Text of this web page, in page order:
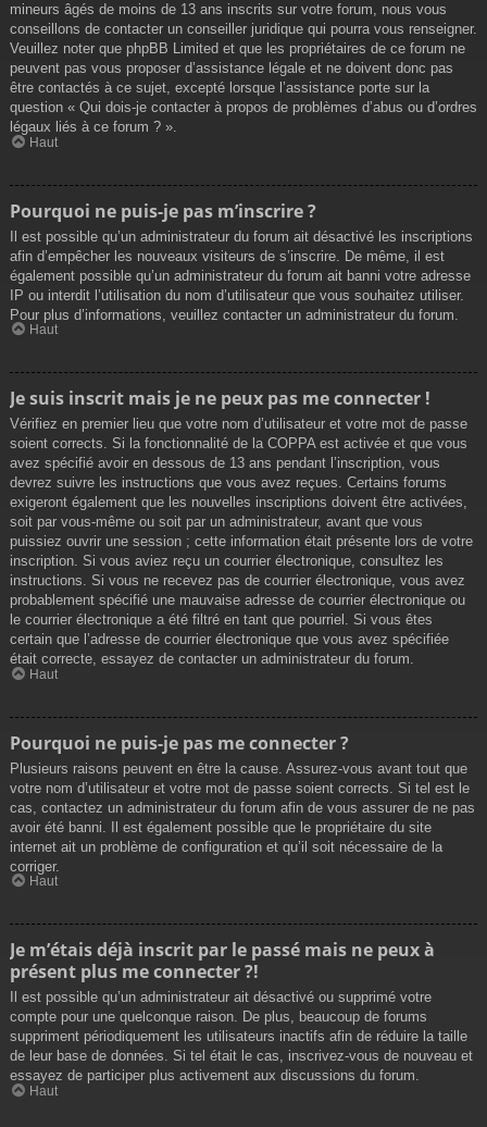
mineurs âgés de moins de 13 ans inscrits sur votre forum, nous vous
conseillons de contacter un conseiller juridique qui pourra vous renseigner.
Veuillez noter que phpBB Limited et que les propriétaires de ce forum ne
peuvent pas vous proposer d’assistance légale et ne doivent donc pas
être contactés à ce sujet, excepté lorsque l’assistance porte sur la
question « Qui dois-je contacter à propos de problèmes d’abus ou d’ordres
légaux liés à ce forum ? ».
Haut
Pourquoi ne puis-je pas m’inscrire ?
Il est possible qu’un administrateur du forum ait désactivé les inscriptions
afin d’empêcher les nouveaux visiteurs de s’inscrire. De même, il est
également possible qu’un administrateur du forum ait banni votre adresse
IP ou interdit l’utilisation du nom d’utilisateur que vous souhaitez utiliser.
Pour plus d’informations, veuillez contacter un administrateur du forum.
Haut
Je suis inscrit mais je ne peux pas me connecter !
Vérifiez en premier lieu que votre nom d’utilisateur et votre mot de passe
soient corrects. Si la fonctionnalité de la COPPA est activée et que vous
avez spécifié avoir en dessous de 13 ans pendant l’inscription, vous
devrez suivre les instructions que vous avez reçues. Certains forums
exigeront également que les nouvelles inscriptions doivent être activées,
soit par vous-même ou soit par un administrateur, avant que vous
puissiez ouvrir une session ; cette information était présente lors de votre
inscription. Si vous aviez reçu un courrier électronique, consultez les
instructions. Si vous ne recevez pas de courrier électronique, vous avez
probablement spécifié une mauvaise adresse de courrier électronique ou
le courrier électronique a été filtré en tant que pourriel. Si vous êtes
certain que l’adresse de courrier électronique que vous avez spécifiée
était correcte, essayez de contacter un administrateur du forum.
Haut
Pourquoi ne puis-je pas me connecter ?
Plusieurs raisons peuvent en être la cause. Assurez-vous avant tout que
votre nom d’utilisateur et votre mot de passe soient corrects. Si tel est le
cas, contactez un administrateur du forum afin de vous assurer de ne pas
avoir été banni. Il est également possible que le propriétaire du site
internet ait un problème de configuration et qu’il soit nécessaire de la
corriger.
Haut
Je m’étais déjà inscrit par le passé mais ne peux à
présent plus me connecter ?!
Il est possible qu’un administrateur ait désactivé ou supprimé votre
compte pour une quelconque raison. De plus, beaucoup de forums
suppriment périodiquement les utilisateurs inactifs afin de réduire la taille
de leur base de données. Si tel était le cas, inscrivez-vous de nouveau et
essayez de participer plus activement aux discussions du forum.
Haut